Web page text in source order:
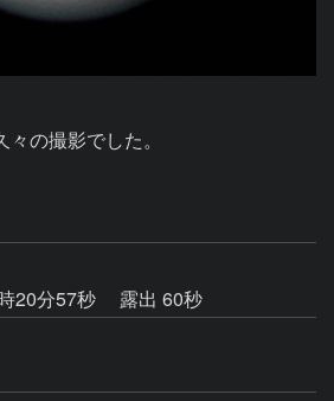
の撮影でした。
20分57秒
露出 60秒